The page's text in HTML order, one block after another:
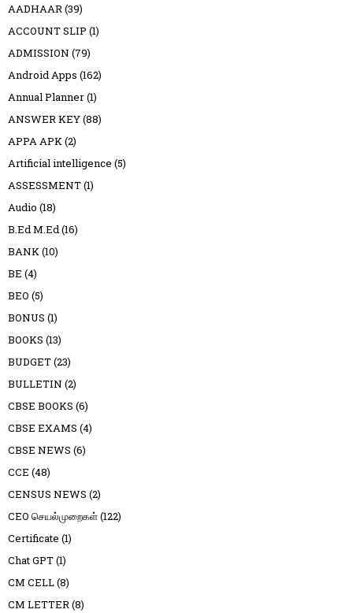
AADHAAR(39)
ACCOUNT SLIP (1)
ADMISSION (79)
Android Apps (162)
Annual Planner(1)
ANSWER KEY(88)
APPA APK(2)
Artificial intelligence (5)
ASSESSMENT(1)
Audio (18)
B.Ed M.Ed(16)
BANK(10)
BE (4)
BEO (5)
BONUS (1)
BOOKS (13)
BUDGET(23)
BULLETIN (2)
CBSE BOOKS (6)
CBSE EXAMS (4)
CBSE NEWS (6)
CCE (48)
CENSUS NEWS (2)
CEO செயல்முறைகள்(122)
Certificate (1)
Chat GPT(1)
CM CELL(8)
CM LETTER(8)